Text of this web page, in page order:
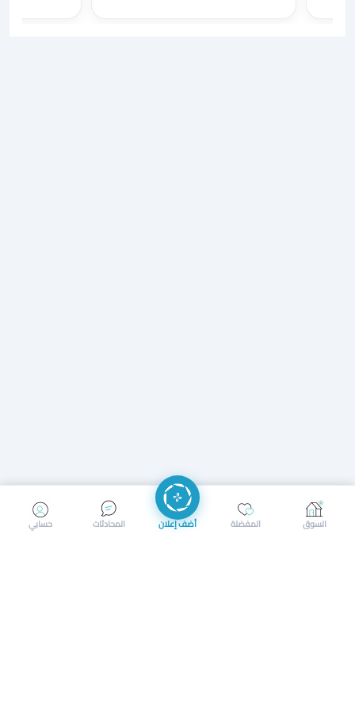
إرسال رسالة إجراء مكالمة
حسابي المحادثات أضف إعلان المفضلة السوق